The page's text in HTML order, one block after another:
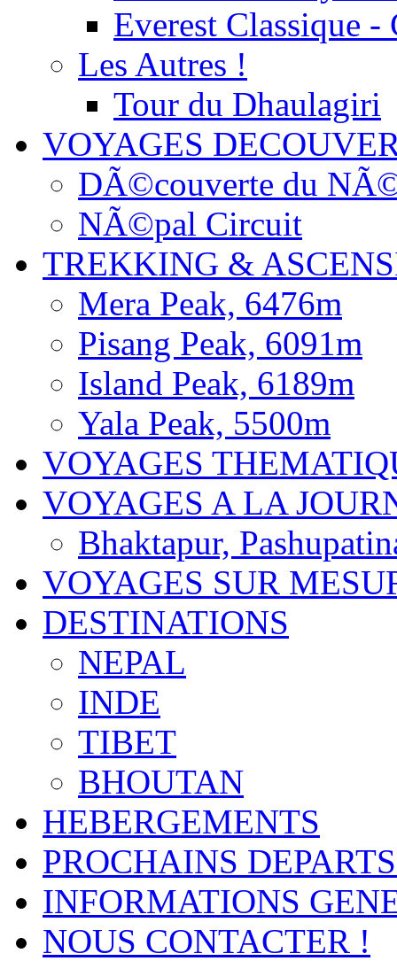
Everest Classique
Les Autres !
Tour du Dhaulagiri
VOYAGES
DÃ©couverte du
NÃ©pal Circuit
TREKKING &
Mera Peak, 6476m
Pisang Peak, 6091m
Island Peak, 6189m
Yala Peak, 5500m
VOYAGES
VOYAGES A LA
Bhaktapur,
VOYAGES SUR
DESTINATIONS
NEPAL
INDE
TIBET
BHOUTAN
HEBERGEMENTS
PROCHAINS
INFORMATIONS
NOUS CONTACTER !